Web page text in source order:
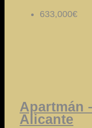
633,000€
Apartmán
Alicante